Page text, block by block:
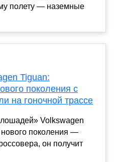
полету — наземные
Tiguan:
поколения с
на гоночной трассе
Volkswagen
поколения —
он получит